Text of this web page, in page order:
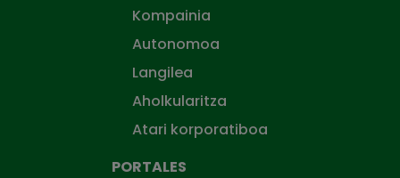
Kompainia
Autonomoa
Langilea
Aholkularitza
Atari korporatiboa
PORTALES